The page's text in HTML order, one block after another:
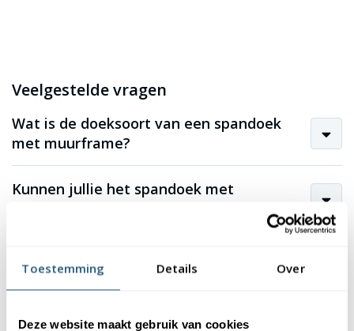
Toestemming Details Over
Deze website maakt gebruik van cookies
Veelgestelde vragen
Wat is de doeksoort van een spandoek
met muurframe?
Kunnen jullie het spandoek met
muurframe?
Kan het spandoek met ieder ontwerp